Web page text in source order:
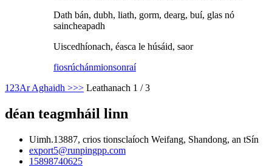
Dath bán, dubh, liath, gorm, dearg, buí, glas nó
saincheapadh
Uiscedhíonach, éasca le húsáid, saor
fiosrúchánmionsonraí
1 23Ar Aghaidh >>> Leathanach 1 / 3
déan teagmháil linn
Uimh.13887, crios tionsclaíoch Weifang, Shandong, an tSín
export5@runpingpp.com
15898740625